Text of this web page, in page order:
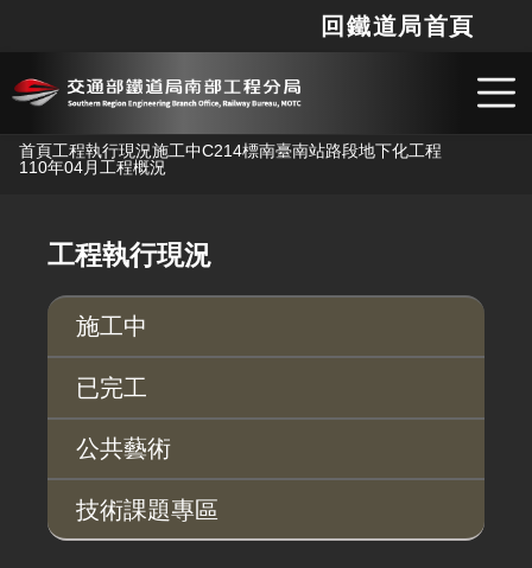
跳到主要內容
回鐵道局首頁
首頁工程執行現況施工中C214標南臺南站路段地下化工程
110年04月工程概況
工程執行現況
施工中
已完工
公共藝術
技術課題專區